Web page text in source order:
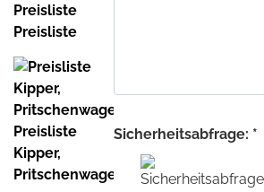
Preisliste
Preisliste
Kipper,
Pritschenwagen
Sicherheitsabfrage: *